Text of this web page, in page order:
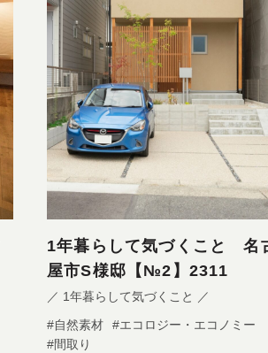
1年暮らして気づくこと 名
屋市S様邸【№2】2311
／ 1年暮らして気づくこと ／
#自然素材
#エコロジー・エコノミー
#間取り